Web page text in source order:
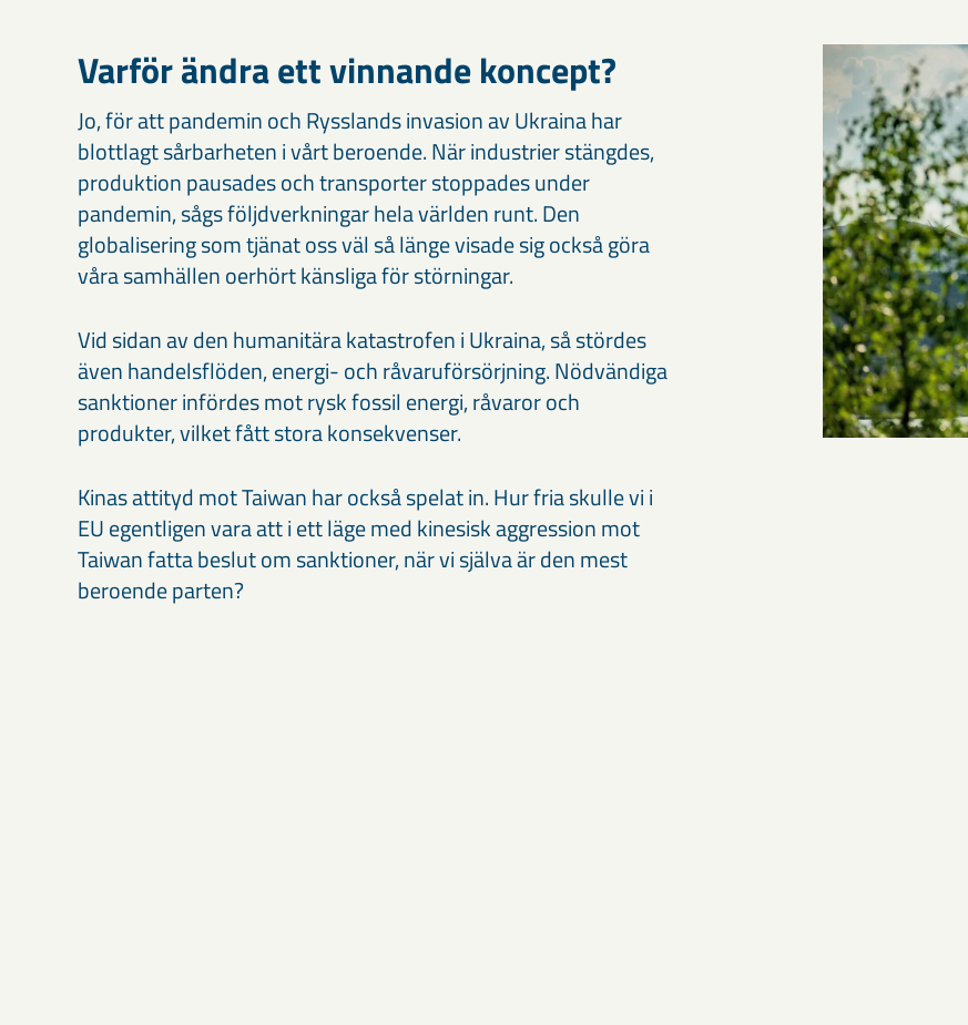
Varför ändra ett vinnande koncept?
Jo, för att pandemin och Rysslands invasion av Ukraina har
blottlagt sårbarheten i vårt beroende. När industrier stängdes,
produktion pausades och transporter stoppades under
pandemin, sågs följdverkningar hela världen runt. Den
globalisering som tjänat oss väl så länge visade sig också göra
våra samhällen oerhört känsliga för störningar.
Vid sidan av den humanitära katastrofen i Ukraina, så stördes
även handelsflöden, energi- och råvaruförsörjning. Nödvändiga
sanktioner infördes mot rysk fossil energi, råvaror och
produkter, vilket fått stora konsekvenser.
Kinas attityd mot Taiwan har också spelat in. Hur fria skulle vi i
EU egentligen vara att i ett läge med kinesisk aggression mot
Taiwan fatta beslut om sanktioner, när vi själva är den mest
beroende parten?